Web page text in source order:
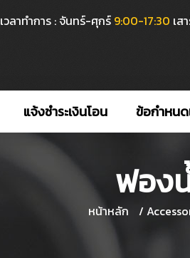
เวลาทำการ : จันทร์-ศุกร์ 9:00-17:30 เส
แจ้งชำระเงินโอน ข้อกำหนด
ฟอง
หน้าหลัก /